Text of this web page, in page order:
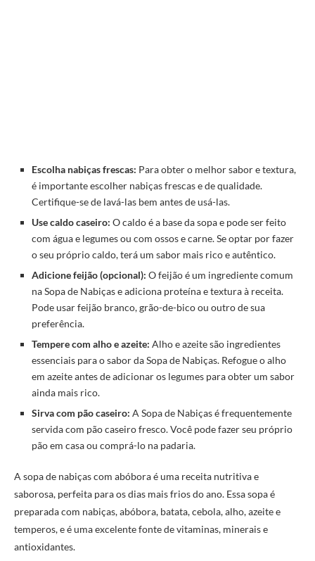
Escolha nabiças frescas: Para obter o melhor sabor e textura,
é importante escolher nabiças frescas e de qualidade.
Certifique-se de lavá-las bem antes de usá-las.
Use caldo caseiro: O caldo é a base da sopa e pode ser feito
com água e legumes ou com ossos e carne. Se optar por fazer
o seu próprio caldo, terá um sabor mais rico e autêntico.
Adicione feijão (opcional): O feijão é um ingrediente comum
na Sopa de Nabiças e adiciona proteína e textura à receita.
Pode usar feijão branco, grão-de-bico ou outro de sua
preferência.
Tempere com alho e azeite: Alho e azeite são ingredientes
essenciais para o sabor da Sopa de Nabiças. Refogue o alho
em azeite antes de adicionar os legumes para obter um sabor
ainda mais rico.
Sirva com pão caseiro: A Sopa de Nabiças é frequentemente
servida com pão caseiro fresco. Você pode fazer seu próprio
pão em casa ou comprá-lo na padaria.
A sopa de nabiças com abóbora é uma receita nutritiva e
saborosa, perfeita para os dias mais frios do ano. Essa sopa é
preparada com nabiças, abóbora, batata, cebola, alho, azeite e
temperos, e é uma excelente fonte de vitaminas, minerais e
antioxidantes.